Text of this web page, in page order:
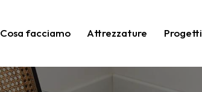
Cosa facciamo Attrezzature Progetti